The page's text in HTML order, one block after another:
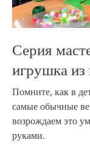
Серия
игрушка
Помните, как в
самые обычные
возрождаем это
руками.